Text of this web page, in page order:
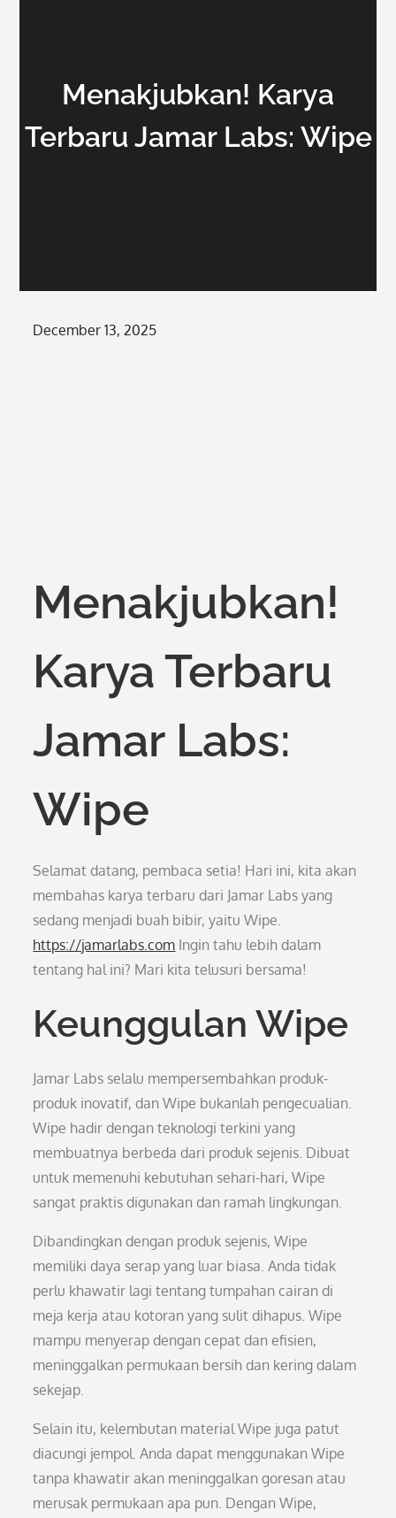
Menakjubkan! Karya
Terbaru Jamar Labs: Wipe
Posted
December 13, 2025
Menakjubkan!
Karya Terbaru
Jamar Labs:
Wipe
Selamat datang, pembaca setia! Hari ini, kita akan
membahas karya terbaru dari Jamar Labs yang
sedang menjadi buah bibir, yaitu Wipe.
https://jamarlabs.com Ingin tahu lebih dalam
tentang hal ini? Mari kita telusuri bersama!
Keunggulan Wipe
Jamar Labs selalu mempersembahkan produk-
produk inovatif, dan Wipe bukanlah pengecualian.
Wipe hadir dengan teknologi terkini yang
membuatnya berbeda dari produk sejenis. Dibuat
untuk memenuhi kebutuhan sehari-hari, Wipe
sangat praktis digunakan dan ramah lingkungan.
Dibandingkan dengan produk sejenis, Wipe
memiliki daya serap yang luar biasa. Anda tidak
perlu khawatir lagi tentang tumpahan cairan di
meja kerja atau kotoran yang sulit dihapus. Wipe
mampu menyerap dengan cepat dan efisien,
meninggalkan permukaan bersih dan kering dalam
sekejap.
Selain itu, kelembutan material Wipe juga patut
diacungi jempol. Anda dapat menggunakan Wipe
tanpa khawatir akan meninggalkan goresan atau
merusak permukaan apa pun. Dengan Wipe,